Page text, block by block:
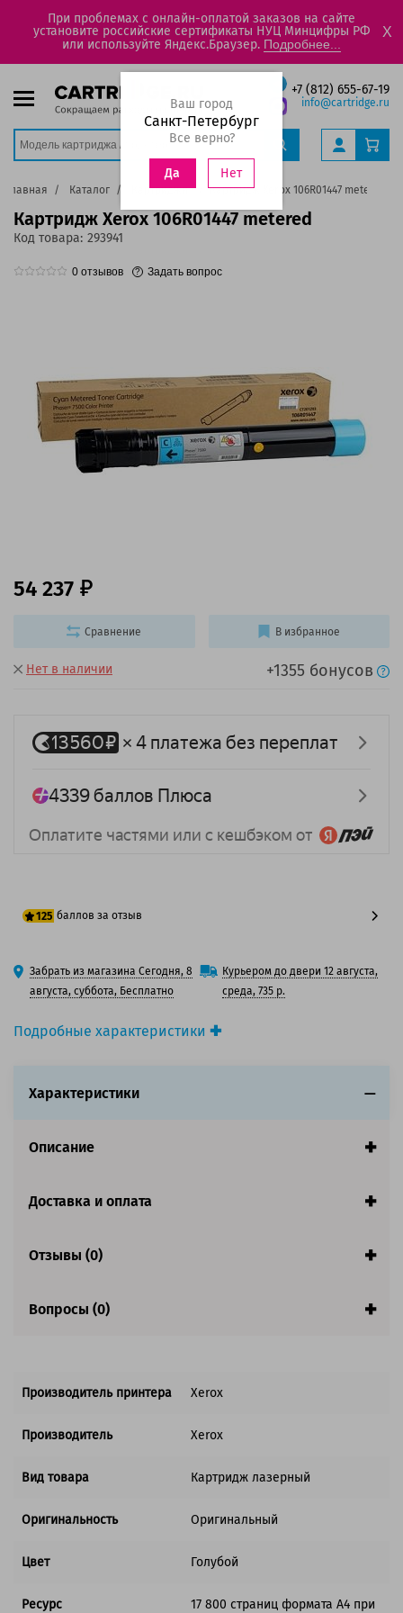
При проблемах с онлайн-оплатой заказов на сайте
установите российские сертификаты НУЦ Минцифры РФ
или используйте Яндекс.Браузер. Подробнее...
X
+7 (812) 655-67-19
info@cartridge.ru
Ваш город
Санкт-Петербург
Все верно?
Да Нет
Главная Каталог Картриджи Картридж Xerox 106R01447 metered
Картридж Xerox 106R01447 metered
Код товара: 293941
0 отзывов Задать вопрос
Подробные характеристики
Вид товара:Картридж лазерный
Ресурс:17 800 страниц формата А4 при 5%
Страна:Япония
Нет в наличии +1355 бонусов
54 237
125 баллов за отзыв
100 баллов
125 баллов
Забрать из магазина Сегодня, 8
августа, суббота, Бесплатно
Курьером до двери 12 августа,
среда, 735 р.
Сравнение В избранное
Характеристики
Описание
Доставка и оплата
Отзывы (0)
Вопросы (0)
Производитель принтера Xerox
Производитель Xerox
Вид товара Картридж лазерный
Оригинальность Оригинальный
Цвет Голубой
Ресурс
17 800 страниц формата А4 при